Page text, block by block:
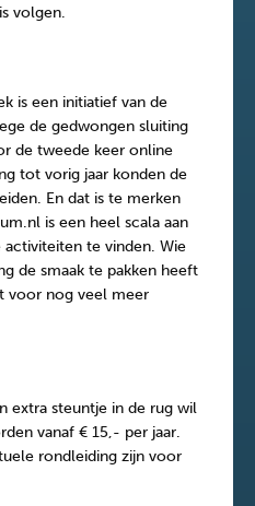
volgen.
is een initiatief van de
de gedwongen sluiting
de tweede keer online
tot vorig jaar konden de
En dat is te merken
is een heel scala aan
te vinden. Wie
de smaak te pakken heeft
voor nog veel meer
extra steuntje in de rug wil
vanaf € 15,- per jaar.
rondleiding zijn voor